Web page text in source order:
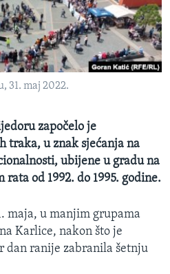
31. maj 2022.
započelo je
traka, u znak sjećanja na
ubijene u gradu na
od 1992. do 1995. godine.
maja, u manjim grupama
Karlice, nakon što je
dan ranije zabranila šetnju